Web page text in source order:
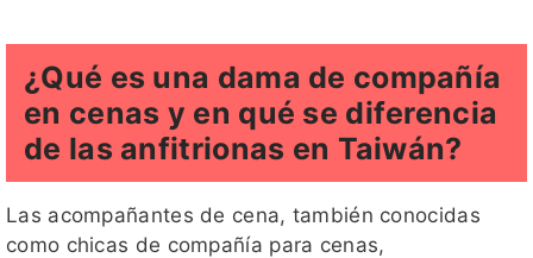
¿Qué es una dama de compañía
en cenas y en qué se diferencia
de las anfitrionas en Taiwán?
Las acompañantes de cena, también conocidas
como chicas de compañía para cenas,